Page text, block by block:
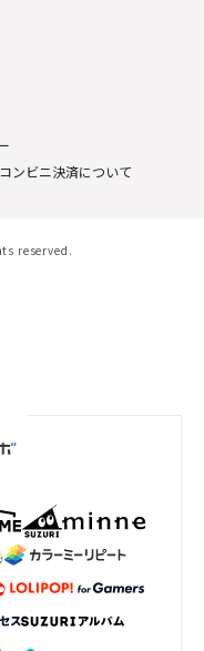
コンビニ決済について
reserved.